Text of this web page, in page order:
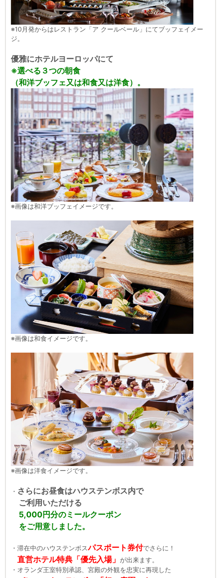
※10月発からはレストラン「ア クールベール」にてブッフェイメー
ジ。
優雅にホテルヨーロッパにて
※選べる３つの朝食
（和洋ブッフェ又は和食又は洋食）。
※画像は和洋ブッフェイメージです。
※画像は和食イメージです。
※画像は洋食イメージです。
・ さらにお昼食はハウステンボス内で
ご利用いただける
5,000円分のミールクーポン
をご用意しました。
・滞在中のハウステンボスパスポート券付でさらに！
直営ホテル特典「優先入場」 が出来ます。
・オランダ王室特別承認、宮殿の外観を忠実に再現した